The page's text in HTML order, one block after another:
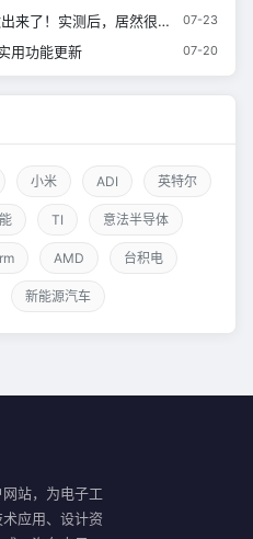
！实测后，居然很可靠…… 07-23
用功能更新 07-20
小米 ADI 英特尔
TI 意法半导体
AMD 台积电
新能源汽车
站，为电子工
应用、设计资